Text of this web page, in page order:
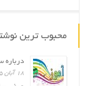
محبوب ترین
درباره
۱۸ آبان ۱۳۹۵